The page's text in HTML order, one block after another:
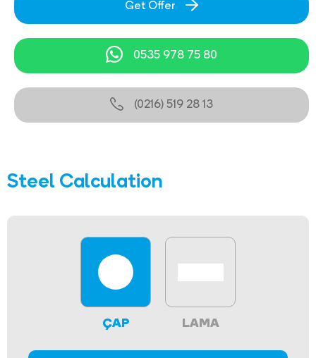
Get Offer
0535 978 75 80
(0216) 519 28 13
Steel Calculation
ÇAP LAMA